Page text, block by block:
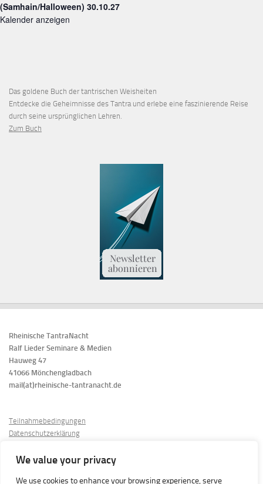
We value your privacy
We use cookies to enhance your browsing experience, serve
(Samhain/Halloween) 30.10.27
Kalender anzeigen
Das goldene Buch der tantrischen Weisheiten
Entdecke die Geheimnisse des Tantra und erlebe eine faszinierende Reise
durch seine ursprünglichen Lehren.
Zum Buch
Rheinische TantraNacht
Ralf Lieder Seminare & Medien
Hauweg 47
41066 Mönchengladbach
mail(at)rheinische-tantranacht.de
Teilnahmebedingungen
Datenschutzerklärung
Kontakt & Impressum